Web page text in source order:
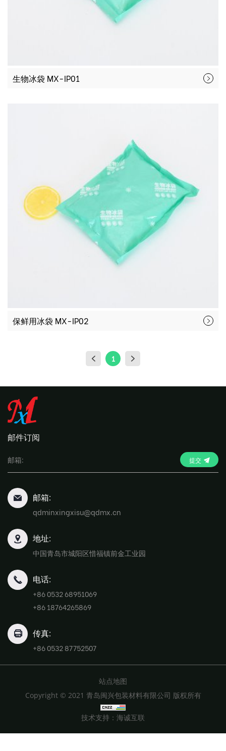
生物冰袋 MX-IP01
保鲜用冰袋 MX-IP02
1
邮件订阅
提交
邮箱:
qdminxingxisu@qdmx.cn
地址:
中国青岛市城阳区惜福镇前金工业园
电话:
+86 0532 68951069
+86 18764265869
传真:
+86 0532 87752507
站点地图
Copyright © 2021 青岛闽兴包装材料有限公司 版权所有
技术支持：海诚互联